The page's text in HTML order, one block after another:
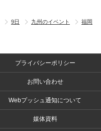
9日 九州のイベント
福岡
プライバシーポリシー
お問い合わせ
Webプッシュ通知について
媒体資料